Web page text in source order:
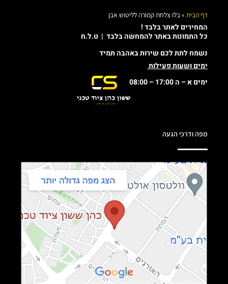
דף הבית »בלו צלחת קמורה לליטוש אבן
המחירים לאתר בלבד !
כל התמונות באתר להמחשה בלבד | ט.ל.ח
נשמח לתת לכם שירות באהבה תמיד
ימים ושעות פעילות
ימים א – ה 17:00 – 08:00
מפה ודרכי הגעה